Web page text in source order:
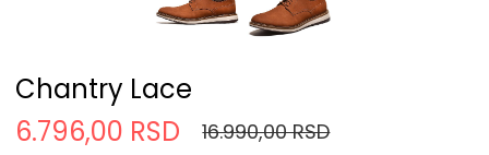
Chantry Lace
6.796,00 RSD
16.990,00 RSD